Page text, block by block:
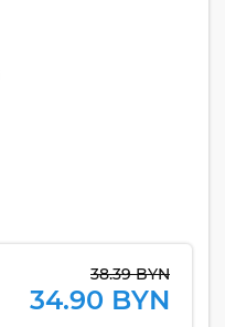
38.39 BYN
34.90 BYN